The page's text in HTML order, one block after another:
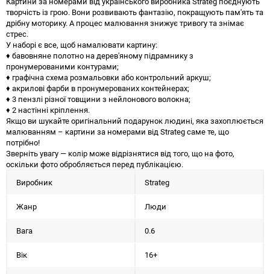
творчість із грою. Вони розвивають фантазію, покращують пам'ять та
дрібну моторику. А процес малювання знижує тривогу та знімає
стрес.
У наборі є все, щоб намалювати картину:
♦ бавовняне полотно на дерев'яному підрамнику з
пронумерованими контурами;
♦ графічна схема розмальовки або контрольний аркуш;
♦ акрилові фарби в пронумерованих контейнерах;
♦ 3 пензлі різної товщини з нейлонового волокна;
♦ 2 настінні кріплення.
Якщо ви шукайте оригінальний подарунок людині, яка захоплюється
малюванням – картини за номерами від Strateg саме те, що
потрібно!
Зверніть увагу — колір може відрізнятися від того, що на фото,
оскільки фото обробляється перед публікацією.
Виробник
Strateg
Жанр Люди
Вага 0.6
Вік 16+